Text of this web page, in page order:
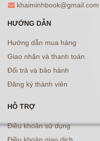
khaiminhbook@gmail.com
HƯỚNG DẪN
Hướng dẫn mua hàng
Giao nhận và thanh toán
Đổi trả và bảo hành
Đăng ký thành viên
HỖ TRỢ
Điều khoản sử dụng
Điều khoản giao dịch